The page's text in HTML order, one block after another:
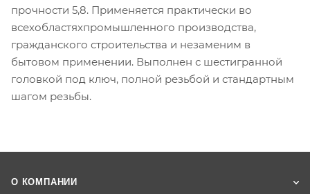
прочности 5,8. Применяется практически во
всехобластяхпромышленного производства,
гражданского строительства и незаменим в
бытовом применении. Выполнен с шестигранной
головкой под ключ, полной резьбой и стандартным
шагом резьбы.
О КОМПАНИИ